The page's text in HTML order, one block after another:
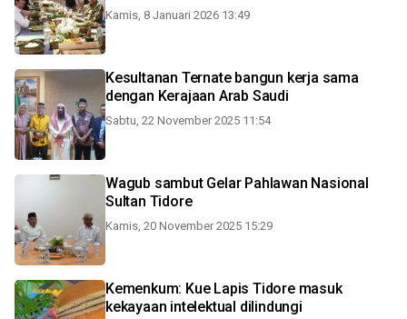
Kamis, 8 Januari 2026 13:49
Kesultanan Ternate bangun kerja sama
dengan Kerajaan Arab Saudi
Sabtu, 22 November 2025 11:54
Wagub sambut Gelar Pahlawan Nasional
Sultan Tidore
Kamis, 20 November 2025 15:29
Kemenkum: Kue Lapis Tidore masuk
kekayaan intelektual dilindungi